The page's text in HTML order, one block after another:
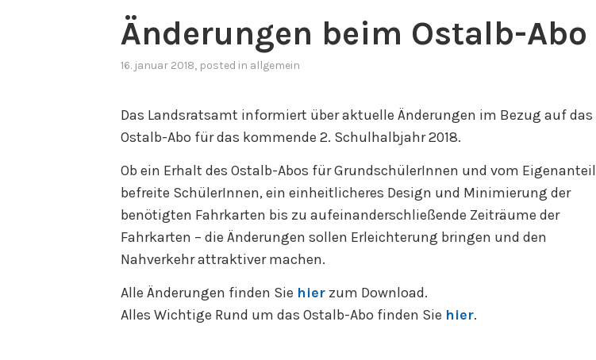
Änderungen beim Ostalb-Abo
16. januar 2018, posted in allgemein
Das Landsratsamt informiert über aktuelle Änderungen im Bezug auf das
Ostalb-Abo für das kommende 2. Schulhalbjahr 2018.
Ob ein Erhalt des Ostalb-Abos für GrundschülerInnen und vom Eigenanteil
befreite SchülerInnen, ein einheitlicheres Design und Minimierung der
benötigten Fahrkarten bis zu aufeinanderschließende Zeiträume der
Fahrkarten – die Änderungen sollen Erleichterung bringen und den
Nahverkehr attraktiver machen.
Alle Änderungen finden Sie hier zum Download.
Alles Wichtige Rund um das Ostalb-Abo finden Sie hier.